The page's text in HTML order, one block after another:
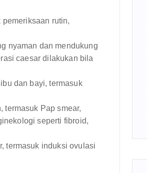
rutin,
nyaman dan mendukung
caesar dilakukan bila
dan bayi, termasuk
termasuk Pap smear,
seperti fibroid,
termasuk induksi ovulasi